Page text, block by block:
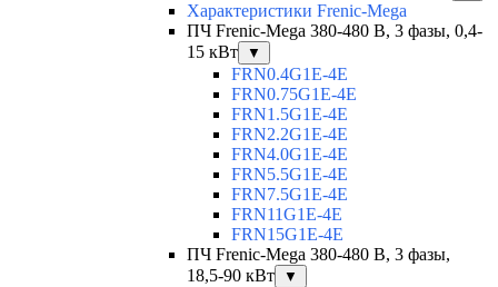
Характеристики Frenic-Mega
ПЧ Frenic-Mega 380-480 В, 3 фазы, 0,4-
15 кВт
▼
FRN0.4G1E-4E
FRN0.75G1E-4E
FRN1.5G1E-4E
FRN2.2G1E-4E
FRN4.0G1E-4E
FRN5.5G1E-4E
FRN7.5G1E-4E
FRN11G1E-4E
FRN15G1E-4E
ПЧ Frenic-Mega 380-480 В, 3 фазы,
18,5-90 кВт
▼